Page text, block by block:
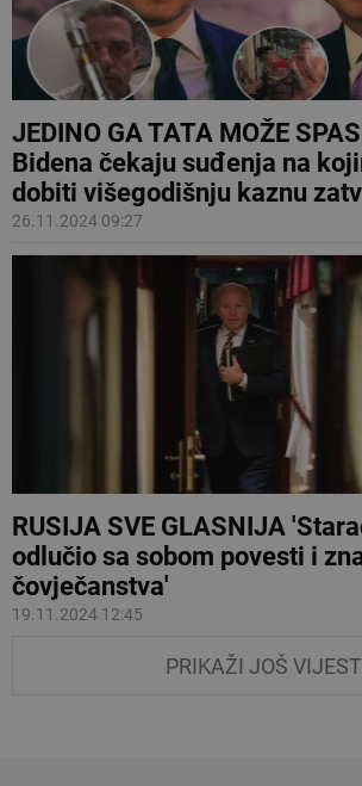
JEDINO GA TATA MOŽE
Bidena čekaju suđenja na
dobiti višegodišnju kaznu
26.11.2024 09:27
RUSIJA SVE GLASNIJA
odlučio sa sobom povesti i
čovječanstva'
19.11.2024 12:45
PRIKAŽI JOŠ